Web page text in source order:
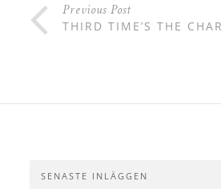
Previous Post
THIRD TIME’S THE
SENASTE INLÄGGEN